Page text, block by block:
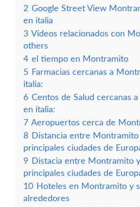
2 Google Street View
en italia
3 Vídeos relacionados con
others
4 el tiempo en Montramito
5 Farmacias cercanas a
italia:
6 Centos de Salud cercanas
en italia:
7 Aeropuertos cerca de
8 Distancia entre Montramito
principales ciudades de
9 Distacia entre Montramito
principales ciudades de
10 Hoteles en Montramito y
alrededores